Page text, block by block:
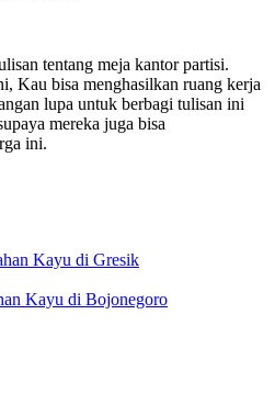
tentang meja kantor partisi.
Kau bisa menghasilkan ruang kerja
lupa untuk berbagi tulisan ini
mereka juga bisa
ini.
Kayu di Gresik
Kayu di Bojonegoro